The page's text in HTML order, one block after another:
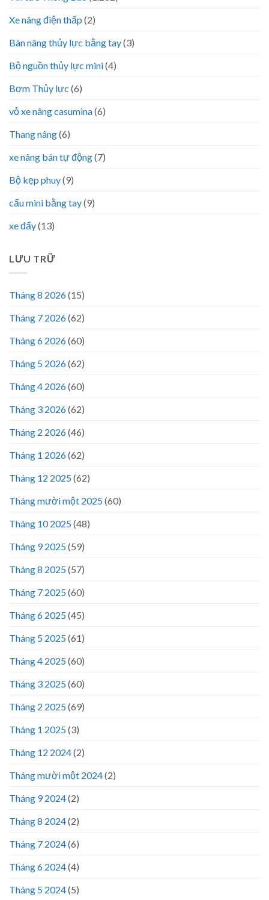
Xe nâng điện thấp (2)
Bàn nâng thủy lực bằng tay(3)
Bộ nguồn thủy lực mini(4)
Bơm Thủy lực (6)
vỏ xe nâng casumina(6)
Thang nâng(6)
xe nâng bán tự động(7)
Bộ kẹp phuy(9)
cẩu mini bằng tay(9)
xe đẩy(13)
LƯU TRỮ
Tháng 8 2026(15)
Tháng 7 2026(62)
Tháng 6 2026(60)
Tháng 5 2026(62)
Tháng 4 2026(60)
Tháng 3 2026(62)
Tháng 2 2026(46)
Tháng 1 2026(62)
Tháng 12 2025(62)
Tháng mười một 2025(60)
Tháng 10 2025(48)
Tháng 9 2025(59)
Tháng 8 2025(57)
Tháng 7 2025(60)
Tháng 6 2025(45)
Tháng 5 2025(61)
Tháng 4 2025(60)
Tháng 3 2025(60)
Tháng 2 2025(69)
Tháng 1 2025(3)
Tháng 12 2024(2)
Tháng mười một 2024(2)
Tháng 9 2024(2)
Tháng 8 2024(2)
Tháng 7 2024(6)
Tháng 6 2024(4)
Tháng 5 2024(5)